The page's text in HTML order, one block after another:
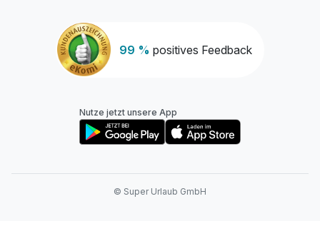
99 % positives Feedback
Nutze jetzt unsere App
© Super Urlaub GmbH